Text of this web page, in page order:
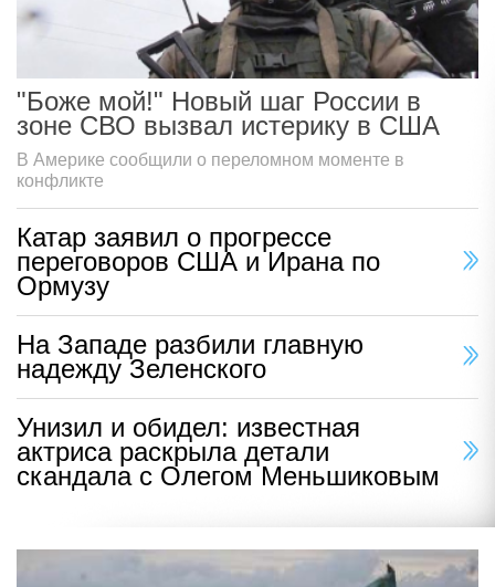
"Боже мой!" Новый шаг России в
зоне СВО вызвал истерику в США
В Америке сообщили о переломном моменте в
конфликте
Катар заявил о прогрессе
переговоров США и Ирана по
Ормузу
На Западе разбили главную
надежду Зеленского
Унизил и обидел: известная
актриса раскрыла детали
скандала с Олегом Меньшиковым